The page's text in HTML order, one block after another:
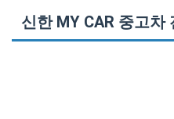
신한 MY CAR 중고차